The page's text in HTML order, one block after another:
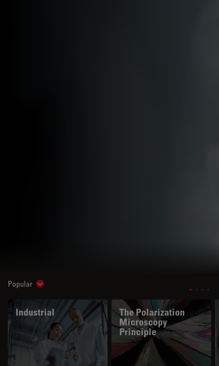
Popular Show subnavigation
Industrial
The Polarization
Microscopy
Principle